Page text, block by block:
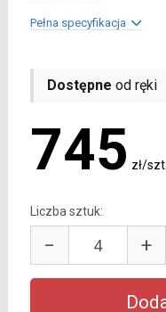
Pełna specyfikacja
Dostępne od ręki
745 zł/szt.
Liczba sztuk:
− +